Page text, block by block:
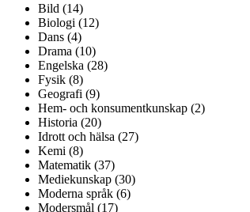
Bild (14)
Biologi (12)
Dans (4)
Drama (10)
Engelska (28)
Fysik (8)
Geografi (9)
Hem- och konsumentkunskap (2)
Historia (20)
Idrott och hälsa (27)
Kemi (8)
Matematik (37)
Mediekunskap (30)
Moderna språk (6)
Modersmål (17)